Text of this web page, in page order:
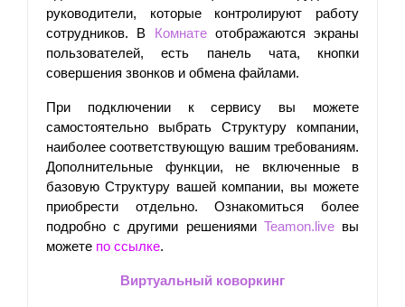
руководители, которые контролируют работу
сотрудников. В
Комнате отображаются экраны
пользователей, есть панель чата, кнопки
совершения звонков и обмена файлами.
При подключении к сервису вы можете
самостоятельно выбрать Структуру компании,
наиболее соответствующую вашим требованиям.
Дополнительные функции, не включенные в
базовую Структуру вашей компании, вы можете
приобрести отдельно. Ознакомиться более
подробно с другими решениями Teamon.live вы
можете по ссылке.
Виртуальный коворкинг